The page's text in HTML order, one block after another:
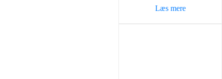
398,00 kr..
Læs mere